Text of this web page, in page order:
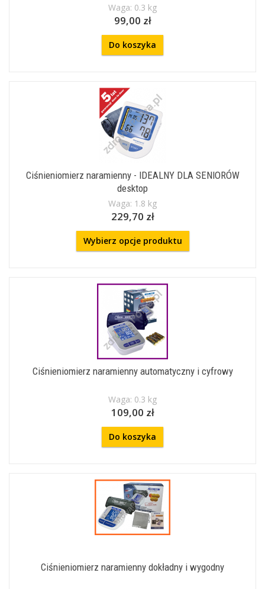
Waga: 0.3 kg
99,00 zł
Do koszyka
Ciśnieniomierz naramienny - IDEALNY DLA SENIORÓW
desktop
Waga: 1.8 kg
229,70 zł
Wybierz opcje produktu
Ciśnieniomierz naramienny automatyczny i cyfrowy
Waga: 0.3 kg
109,00 zł
Do koszyka
Ciśnieniomierz naramienny dokładny i wygodny